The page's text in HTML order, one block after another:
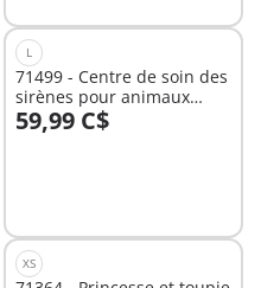
L
71499 - Centre de soin des
sirènes pour animaux
marins
59,99 C$
Au panier
XS